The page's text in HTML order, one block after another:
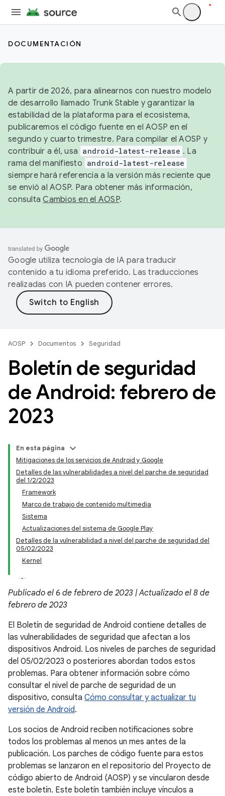
DOCUMENTACIÓN
A partir de 2026, para alinearnos con nuestro modelo
de desarrollo llamado Trunk Stable y garantizar la
estabilidad de la plataforma para el ecosistema,
publicaremos el código fuente en el AOSP en el
segundo y cuarto trimestre. Para compilar el AOSP y
contribuir a él, usa android-latest-release . La
rama del manifiesto android-latest-release
siempre hará referencia a la versión más reciente que
se envió al AOSP. Para obtener más información,
consultaCambios en el AOSP.
Google utiliza tecnología de IA para traducir
contenido a tu idioma preferido. Las traducciones
realizadas con IA pueden contener errores.
AOSP Documentos Seguridad
Boletín de seguridad
de Android: febrero de
2023
En esta página
Mitigaciones de los servicios de Android y Google
Detalles de las vulnerabilidades a nivel del parche de seguridad
del 1/2/2023
Framework
Marco de trabajo de contenido multimedia
Sistema
Actualizaciones del sistema de Google Play
Detalles de la vulnerabilidad a nivel del parche de seguridad del
05/02/2023
Kernel
Publicado el 6 de febrero de 2023 | Actualizado el 8 de
febrero de 2023
El Boletín de seguridad de Android contiene detalles de
las vulnerabilidades de seguridad que afectan a los
dispositivos Android. Los niveles de parches de seguridad
del 05/02/2023 o posteriores abordan todos estos
problemas. Para obtener información sobre cómo
consultar el nivel de parche de seguridad de un
dispositivo, consulta Cómo consultar y actualizar tu
versión de Android.
Los socios de Android reciben notificaciones sobre
todos los problemas al menos un mes antes de la
publicación. Los parches de código fuente para estos
problemas se lanzaron en el repositorio del Proyecto de
código abierto de Android (AOSP) y se vincularon desde
este boletín. Este boletín también incluye vínculos a